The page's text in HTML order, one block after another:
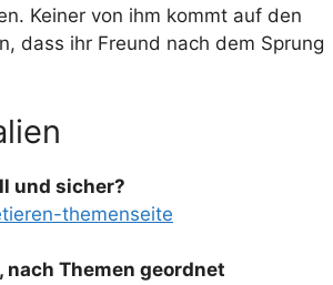
Keiner von ihm kommt auf den
dass ihr Freund nach dem Sprung
und sicher?
themenseite
Themen geordnet